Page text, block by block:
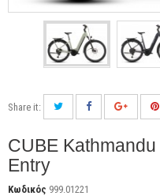
Share it:
CUBE
Entry
Κωδικός 999.01221